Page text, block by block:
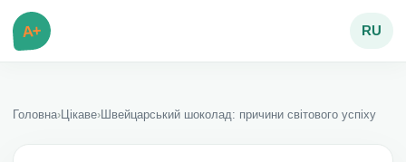
A+ RU
Головна›Цікаве›Швейцарський шоколад: причини світового успіху